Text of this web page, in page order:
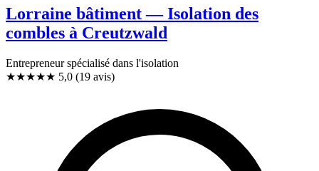
Lorraine bâtiment — Isolation des
combles à Creutzwald
Entrepreneur spécialisé dans l'isolation
★★★★★ 5,0 (19 avis)